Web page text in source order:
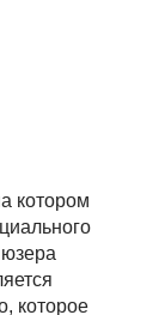
котором
которое